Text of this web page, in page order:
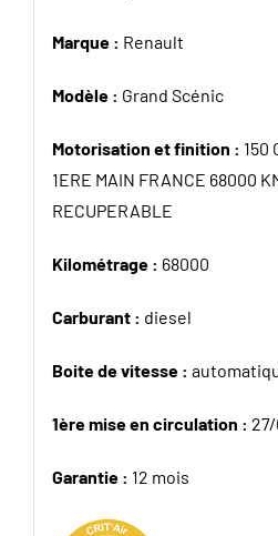
Marque : Renault
Modèle : Grand Scénic
Motorisation et finition : 150
1ERE MAIN FRANCE 68000
RECUPERABLE
Kilométrage : 68000
Carburant : diesel
Boite de vitesse :
1ère mise en circulation :
Garantie : 12 mois